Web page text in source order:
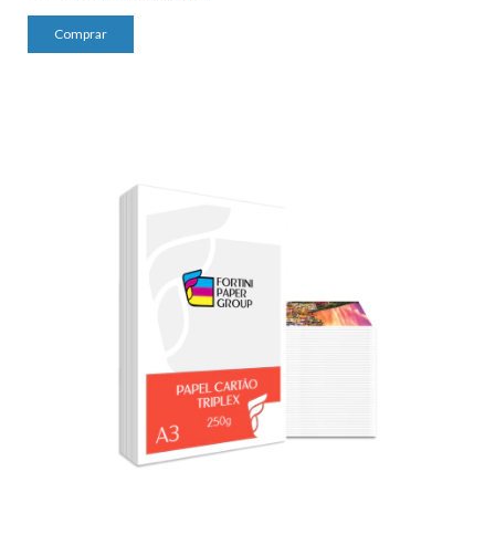
Comprar